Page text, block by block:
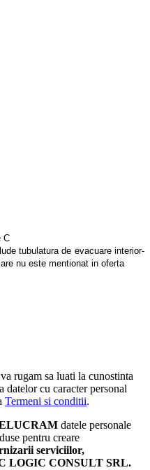
C
tubulatura de evacuare interior-
nu este mentionat in oferta
rugam sa luati la cunostinta
datelor cu caracter personal
Termeni si conditii.
datele personale
pentru creare
serviciilor,
LOGIC CONSULT SRL.